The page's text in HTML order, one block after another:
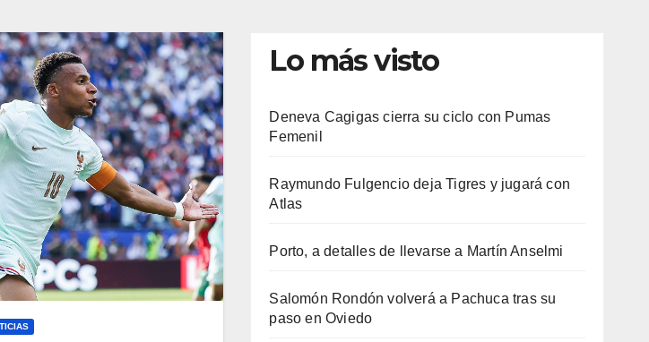
Lo más visto
Deneva Cagigas cierra su ciclo con Pumas
Femenil
Raymundo Fulgencio deja Tigres y jugará con
Atlas
Porto, a detalles de llevarse a Martín Anselmi
Salomón Rondón volverá a Pachuca tras su
paso en Oviedo